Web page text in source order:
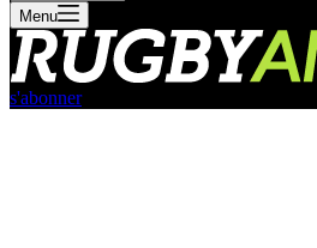
Menu
s'abonner